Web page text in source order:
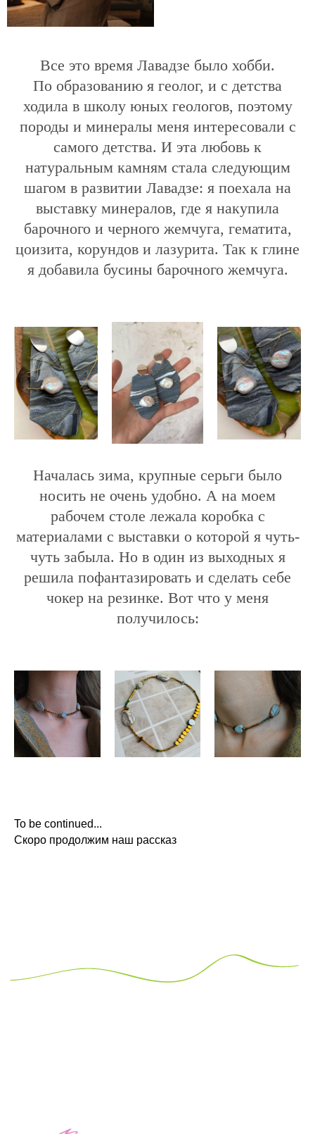
Все это время Лавадзе было хобби.
По образованию я геолог, и с детства
ходила в школу юных геологов, поэтому
породы и минералы меня интересовали с
самого детства. И эта любовь к
натуральным камням стала следующим
шагом в развитии Лавадзе: я поехала на
выставку минералов, где я накупила
барочного и черного жемчуга, гематита,
цоизита, корундов и лазурита. Так к глине
я добавила бусины барочного жемчуга.
Началась зима, крупные серьги было
носить не очень удобно. А на моем
рабочем столе лежала коробка с
материалами с выставки о которой я чуть-
чуть забыла. Но в один из выходных я
решила пофантазировать и сделать себе
чокер на резинке. Вот что у меня
получилось:
To be continued...
Скоро продолжим наш рассказ